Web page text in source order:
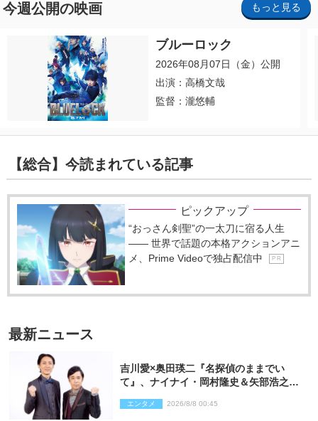
今週公開の映画 もっと見る
ブルーロック
2026年08月07日（金）公開
出演：高橋文哉
監督：瀧悠輔
【総合】今読まれている記事
ピックアップ
“おっさん剣聖”の一太刀に宿る人生
―― 世界で話題の本格アクションアニ
メ、Prime Videoで独占配信中
P R
最新ニュース
吉川愛×奥田瑛二『名探偵のままでい
て』、ナイナイ・岡村隆史＆矢部浩之の
エンタメ 2026/8/8 00:45